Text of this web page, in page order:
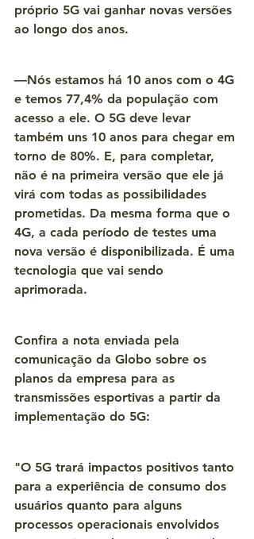
próprio 5G vai ganhar novas versões
ao longo dos anos.
—Nós estamos há 10 anos com o 4G
e temos 77,4% da população com
acesso a ele. O 5G deve levar
também uns 10 anos para chegar em
torno de 80%. E, para completar,
não é na primeira versão que ele já
virá com todas as possibilidades
prometidas. Da mesma forma que o
4G, a cada período de testes uma
nova versão é disponibilizada. É uma
tecnologia que vai sendo
aprimorada.
Confira a nota enviada pela
comunicação da Globo sobre os
planos da empresa para as
transmissões esportivas a partir da
implementação do 5G:
"O 5G trará impactos positivos tanto
para a experiência de consumo dos
usuários quanto para alguns
processos operacionais envolvidos